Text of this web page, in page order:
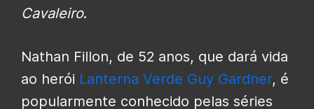
Cavaleiro.
Nathan Fillon, de 52 anos, que dará vida
ao herói Lanterna Verde Guy Gardner, é
popularmente conhecido pelas séries